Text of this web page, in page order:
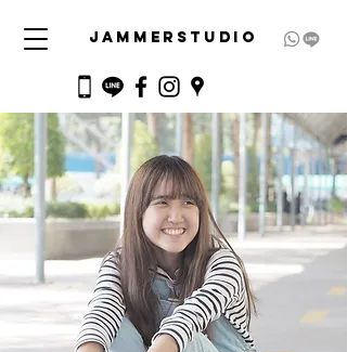
JAMMERSTUDIO